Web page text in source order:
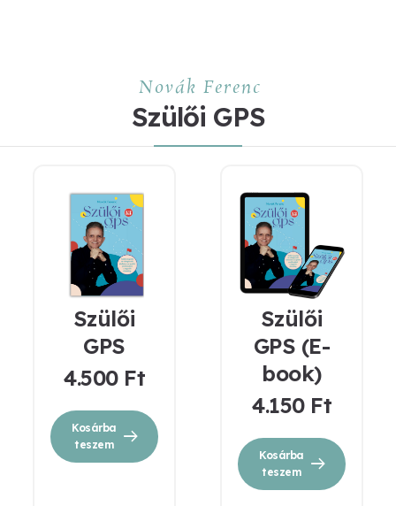
Novák Ferenc
Szülői GPS
Szülői
GPS
4.500 Ft
Kosárba
teszem
Szülői
GPS (E-
book)
4.150 Ft
Kosárba
teszem